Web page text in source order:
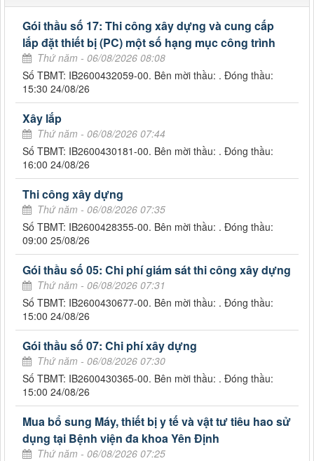
Gói thầu số 17: Thi công xây dựng và cung cấp
lắp đặt thiết bị (PC) một số hạng mục công trình
Thứ năm - 06/08/2026 08:08
Số TBMT: IB2600432059-00. Bên mời thầu: . Đóng thầu:
15:30 24/08/26
Xây lắp
Thứ năm - 06/08/2026 07:44
Số TBMT: IB2600430181-00. Bên mời thầu: . Đóng thầu:
16:00 24/08/26
Thi công xây dựng
Thứ năm - 06/08/2026 07:35
Số TBMT: IB2600428355-00. Bên mời thầu: . Đóng thầu:
09:00 25/08/26
Gói thầu số 05: Chi phí giám sát thi công xây dựng
Thứ năm - 06/08/2026 07:31
Số TBMT: IB2600430677-00. Bên mời thầu: . Đóng thầu:
15:00 24/08/26
Gói thầu số 07: Chi phí xây dựng
Thứ năm - 06/08/2026 07:30
Số TBMT: IB2600430365-00. Bên mời thầu: . Đóng thầu:
15:00 24/08/26
Mua bổ sung Máy, thiết bị y tế và vật tư tiêu hao sử
dụng tại Bệnh viện đa khoa Yên Định
Thứ năm - 06/08/2026 07:25